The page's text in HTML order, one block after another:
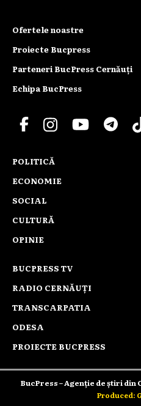
Ofertele noastre
Proiecte Bucpress
Parteneri BucPress Cernăuți
Echipa BucPress
POLITICĂ
ECONOMIE
SOCIAL
CULTURĂ
OPINIE
BUCPRESS TV
RADIO CERNĂUȚI
TRANSCARPATIA
ODESA
PROIECTE BUCPRESS
BucPress – Agenție de știri din
Produced: